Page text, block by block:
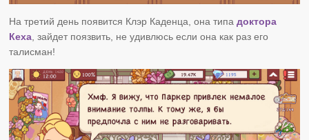
На третий день появится Клэр Каденца, она типадоктора
Кеха, зайдет поязвить, не удивлюсь если она как раз его
талисман!